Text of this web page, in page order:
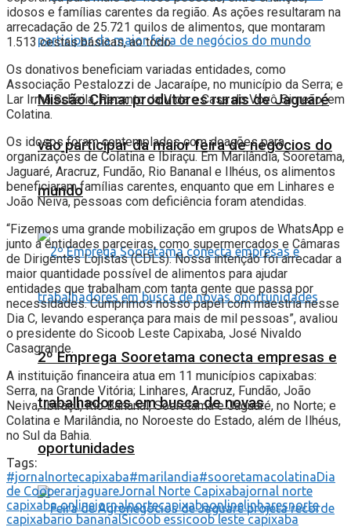
Missão China: produtores rurais de Jaguaré
vão participar da maior feira de negócios do
mundo
2º Emprega Sooretama conecta empresas e
trabalhadores em busca de novas
oportunidades
idosos e famílias carentes da região. As ações resultaram na
arrecadação de 25.721 quilos de alimentos, que montaram
1.513 cestas básicas, ao todo.
Os donativos beneficiam variadas entidades, como
Associação Pestalozzi de Jacaraípe, no município da Serra; e
Lar Irmã Scheila, Recanto da Vida e Casa do Vovô Simeão, em
Colatina.
Os idosos foram contemplados com doações para
organizações de Colatina e Ibiraçu. Em Marilândia, Sooretama,
Jaguaré, Aracruz, Fundão, Rio Bananal e Ilhéus, os alimentos
beneficiaram famílias carentes, enquanto que em Linhares e
João Neiva, pessoas com deficiência foram atendidas.
“Fizemos uma grande mobilização em grupos de WhatsApp e
junto a entidades parceiras, como supermercados e Câmaras
de Dirigentes Lojistas (CDLs). Nossa intenção foi arrecadar a
maior quantidade possível de alimentos para ajudar
entidades que trabalham com tanta gente que passa por
necessidades. Cumprimos nosso papel com maestria nesse
Dia C, levando esperança para mais de mil pessoas”, avaliou
o presidente do Sicoob Leste Capixaba, José Nivaldo
Casagrande.
A instituição financeira atua em 11 municípios capixabas:
Serra, na Grande Vitória; Linhares, Aracruz, Fundão, João
Neiva, Ibiraçu, Rio Bananal, Sooretama e Jaguaré, no Norte; e
Colatina e Marilândia, no Noroeste do Estado, além de Ilhéus,
no Sul da Bahia.
Tags:
#jornalnortecapixaba#marilandia#sooretamacolatinaDia
de CooperarjaguareJornal Norte Capixabajornal norte
capixaba onlinejornalnortecapixabaonlinelinharesnorte
capixabario bananalSicoob essicoob leste capixaba